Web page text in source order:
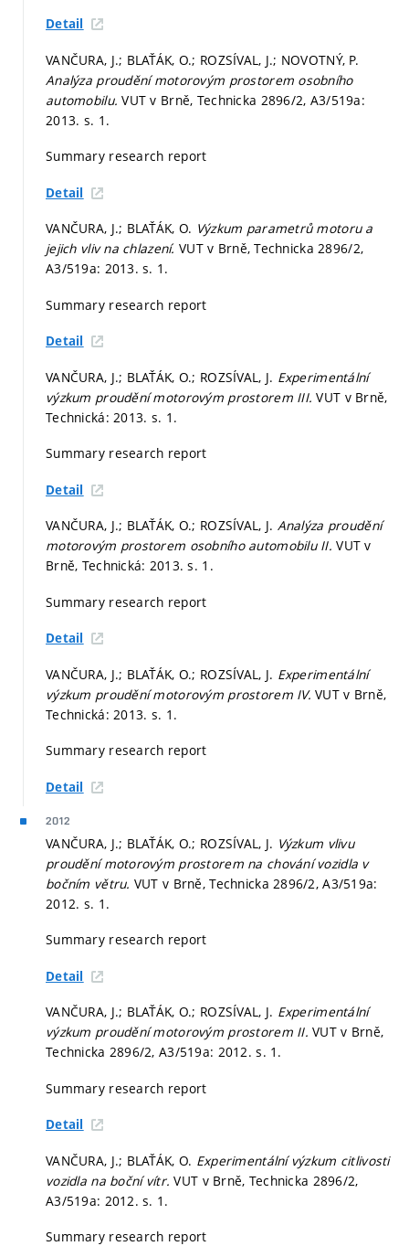
Detail
VANČURA, J.; BLAŤÁK, O.; ROZSÍVAL, J.; NOVOTNÝ, P.
Analýza proudění motorovým prostorem osobního
automobilu.VUT v Brně, Technicka 2896/2, A3/519a:
2013. s. 1.
Summary research report
Detail
VANČURA, J.; BLAŤÁK, O. Výzkum parametrů motoru a
jejich vliv na chlazení. VUT v Brně, Technicka 2896/2,
A3/519a: 2013.s. 1.
Summary research report
Detail
VANČURA, J.; BLAŤÁK, O.; ROZSÍVAL, J. Experimentální
výzkum proudění motorovým prostorem III.VUT v Brně,
Technická: 2013. s. 1.
Summary research report
Detail
VANČURA, J.; BLAŤÁK, O.; ROZSÍVAL, J. Analýza proudění
motorovým prostorem osobního automobilu II.VUT v
Brně, Technická: 2013.s. 1.
Summary research report
Detail
VANČURA, J.; BLAŤÁK, O.; ROZSÍVAL, J. Experimentální
výzkum proudění motorovým prostorem IV.VUT v Brně,
Technická: 2013. s. 1.
Summary research report
Detail
2012
VANČURA, J.; BLAŤÁK, O.; ROZSÍVAL, J. Výzkum vlivu
proudění motorovým prostorem na chování vozidla v
bočním větru. VUT v Brně, Technicka 2896/2, A3/519a:
2012. s. 1.
Summary research report
Detail
VANČURA, J.; BLAŤÁK, O.; ROZSÍVAL, J. Experimentální
výzkum proudění motorovým prostorem II.VUT v Brně,
Technicka 2896/2, A3/519a: 2012.s. 1.
Summary research report
Detail
VANČURA, J.; BLAŤÁK, O. Experimentální výzkum citlivosti
vozidla na boční vítr.VUT v Brně, Technicka 2896/2,
A3/519a: 2012.s. 1.
Summary research report